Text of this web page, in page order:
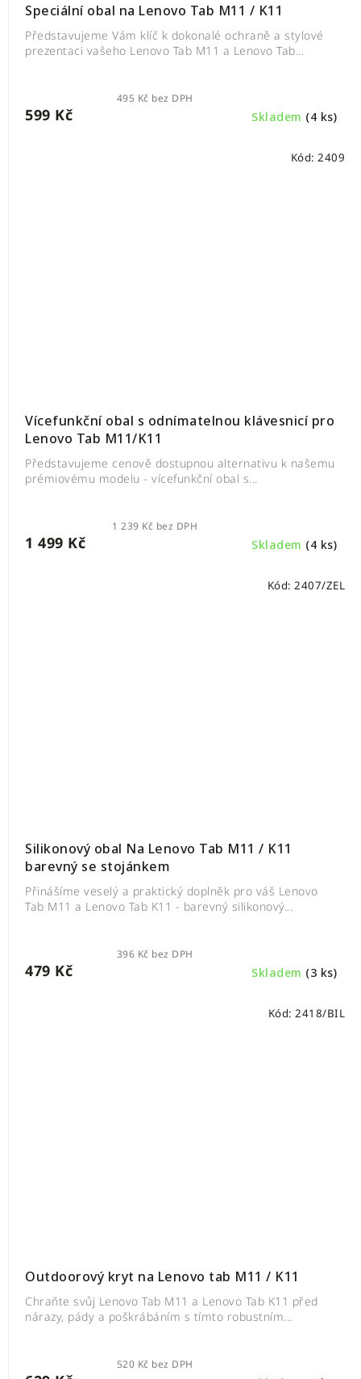
Speciální obal na Lenovo Tab M11 / K11
Skladem (4 ks)
495 Kč bez DPH
599 Kč
Představujeme Vám klíč k dokonalé ochraně a stylové
prezentaci vašeho Lenovo Tab M11 a Lenovo Tab...
Vícefunkční obal s odnímatelnou klávesnicí pro
Lenovo Tab M11/K11
Skladem (4 ks)
1 239 Kč bez DPH
1 499 Kč
Představujeme cenově dostupnou alternativu k našemu
prémiovému modelu - vícefunkční obal s...
Kód: 2409
Silikonový obal Na Lenovo Tab M11 / K11
barevný se stojánkem
Skladem (3 ks)
396 Kč bez DPH
479 Kč
Přinášíme veselý a praktický doplněk pro váš Lenovo
Tab M11 a Lenovo Tab K11 - barevný silikonový...
Kód: 2407/ZEL
Outdoorový kryt na Lenovo tab M11 / K11
520 Kč bez DPH
Chraňte svůj Lenovo Tab M11 a Lenovo Tab K11 před
nárazy, pády a poškrábáním s tímto robustním...
Kód: 2418/BIL